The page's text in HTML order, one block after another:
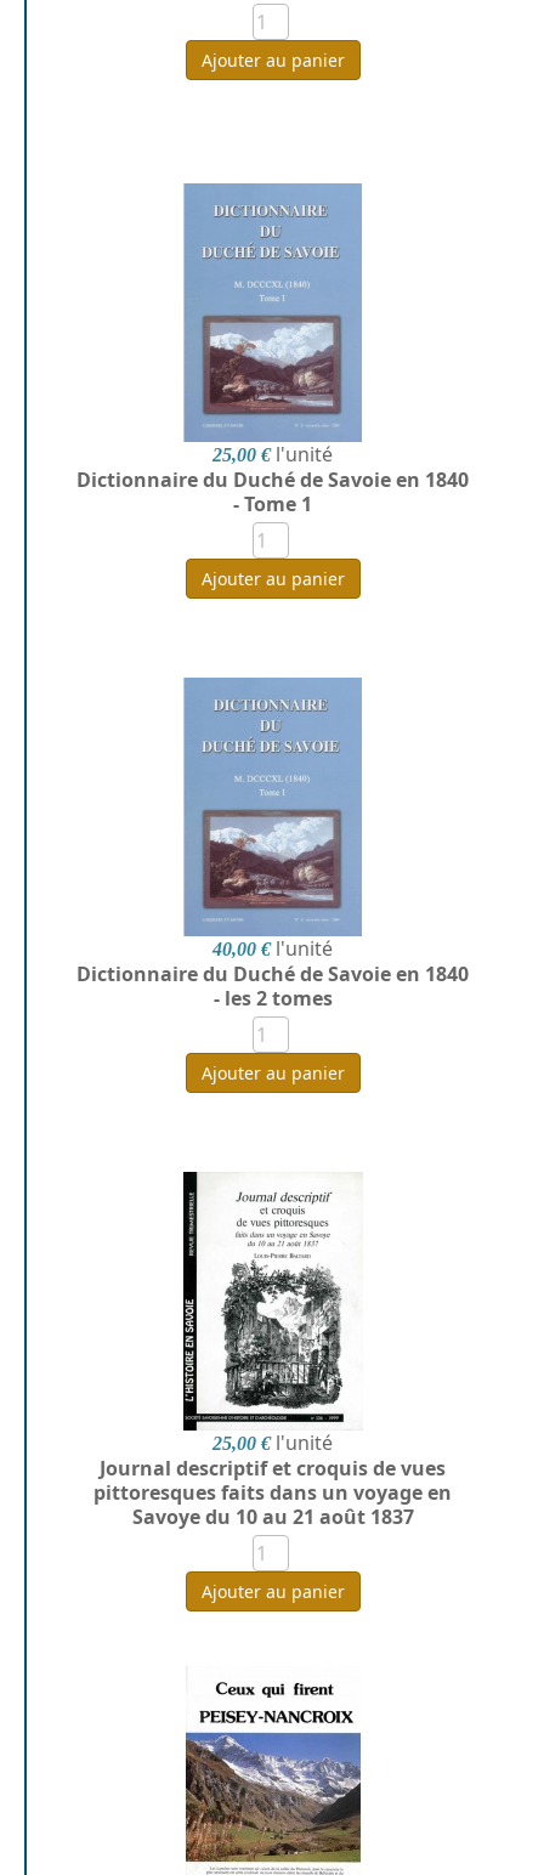
Ajouter au panier
25,00 € l'unité
Dictionnaire du Duché de Savoie en 1840
- Tome 1
Ajouter au panier
40,00 € l'unité
Dictionnaire du Duché de Savoie en 1840
- les 2 tomes
Ajouter au panier
25,00 € l'unité
Journal descriptif et croquis de vues
pittoresques faits dans un voyage en
Savoye du 10 au 21 août 1837
Ajouter au panier